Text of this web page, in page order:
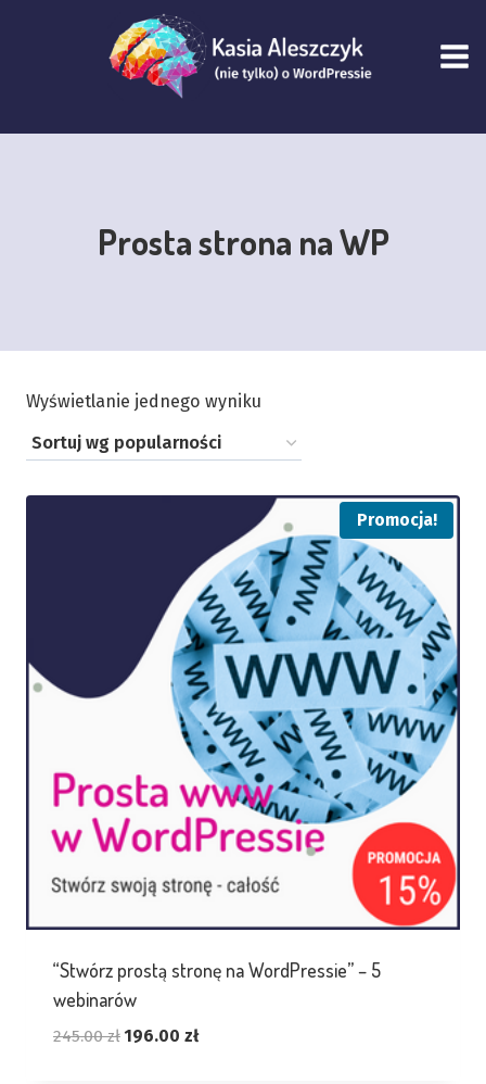
Prosta strona na WP
Wyświetlanie jednego wyniku
Promocja!
“Stwórz prostą stronę na WordPressie” – 5
webinarów
245.00zł Pierwotna
196.00 złAktualna